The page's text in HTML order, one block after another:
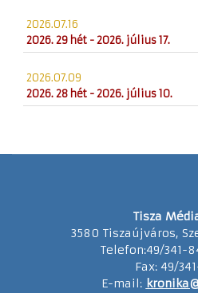
2026.07.16
2026. 29 hét - 2026. július 17.
2026.07.09
2026. 28 hét - 2026. július 10.
Tisza
3580 Tiszaújváros,
Telefon:49/341-
Fax: 49/
E-mail: